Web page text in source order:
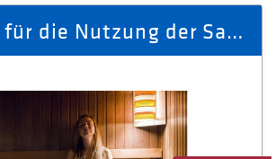
10er Karte für die Nutzung der Sauna